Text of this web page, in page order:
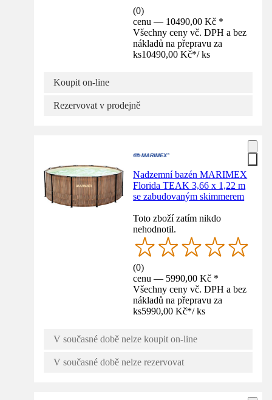
(0)
cenu — 10490,00 Kč *
Všechny ceny vč. DPH a bez
nákladů na přepravu za
ks10490,00 Kč*/ ks
Koupit on-line
Rezervovat v prodejně
Nadzemní bazén MARIMEX
Florida TEAK 3,66 x 1,22 m
se zabudovaným skimmerem
Toto zboží zatím nikdo
nehodnotil.
(0)
cenu — 5990,00 Kč *
Všechny ceny vč. DPH a bez
nákladů na přepravu za
ks5990,00 Kč*/ ks
V současné době nelze koupit on-line
V současné době nelze rezervovat